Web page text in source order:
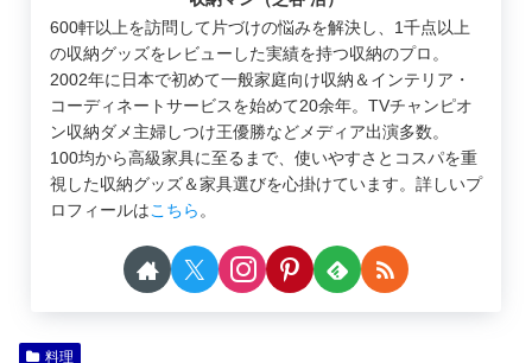
600軒以上を訪問して片づけの悩みを解決し、1千点以上
の収納グッズをレビューした実績を持つ収納のプロ。
2002年に日本で初めて一般家庭向け収納＆インテリア・
コーディネートサービスを始めて20余年。TVチャンピオ
ン収納ダメ主婦しつけ王優勝などメディア出演多数。
100均から高級家具に至るまで、使いやすさとコスパを重
視した収納グッズ＆家具選びを心掛けています。詳しいプ
ロフィールはこちら 。
料理